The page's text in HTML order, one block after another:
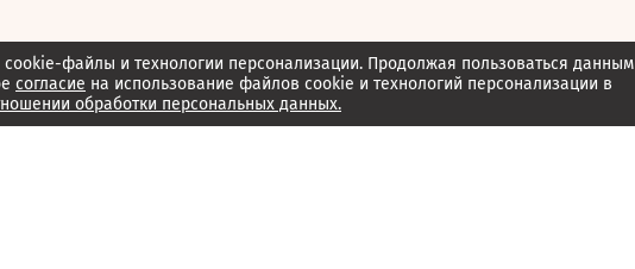
файлы и технологии персонализации. Продолжая пользоваться данным
согласие на использование файлов cookie и технологий персонализации в
обработки персональных данных.